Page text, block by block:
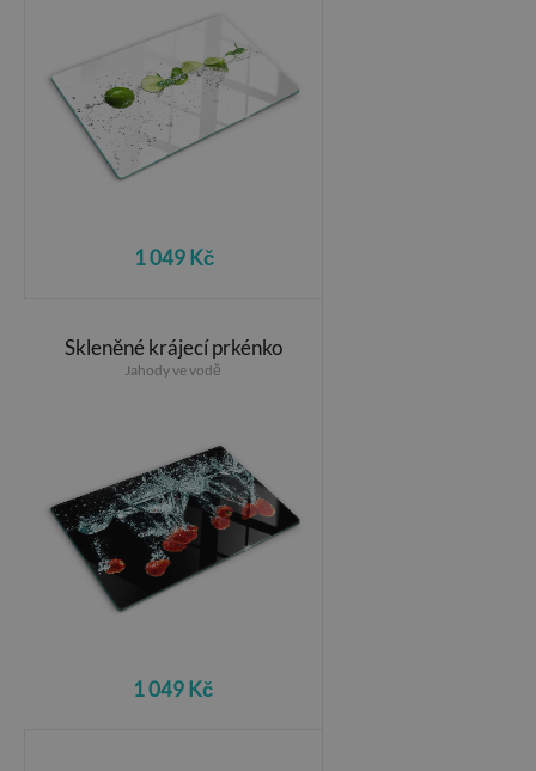
1 049 Kč
Skleněné krájecí prkénko
Jahody ve vodě
1 049 Kč